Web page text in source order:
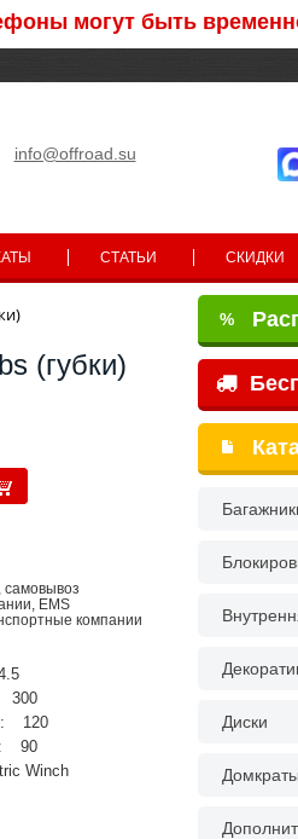
могут быть временно
info@offroad.su
СТАТЬИ СКИДКИ
(губки)
самовывоз
EMS
компании
300
120
90
Winch
%
Диски
Домкраты